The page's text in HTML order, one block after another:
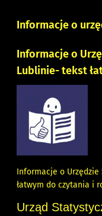
Informacje o
Informacje o
Lublinie- tekst
Informacje o
łatwym do czytania i
Urząd